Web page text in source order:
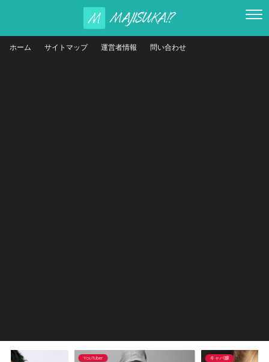
ホーム サイトマップ 運営者情報 問い合わせ
YouTuber キャバ嬢